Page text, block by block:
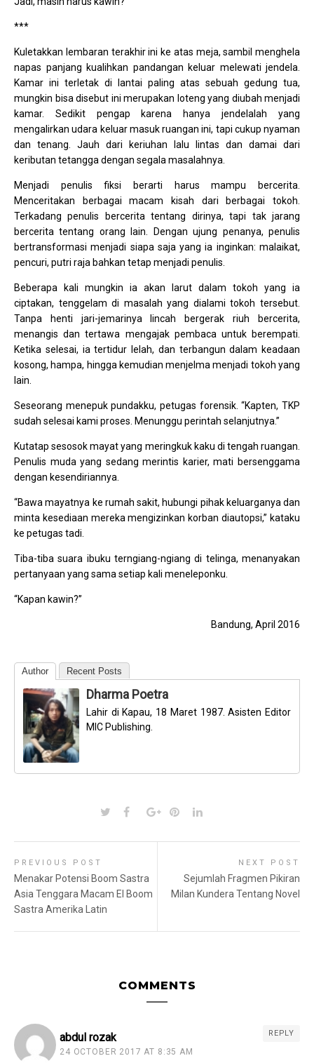
***
Kuletakkan lembaran terakhir ini ke atas meja, sambil menghela
napas panjang kualihkan pandangan keluar melewati jendela.
Kamar ini terletak di lantai paling atas sebuah gedung tua,
mungkin bisa disebut ini merupakan loteng yang diubah menjadi
kamar. Sedikit pengap karena hanya jendelalah yang
mengalirkan udara keluar masuk ruangan ini, tapi cukup nyaman
dan tenang. Jauh dari keriuhan lalu lintas dan damai dari
keributan tetangga dengan segala masalahnya.
Menjadi penulis fiksi berarti harus mampu bercerita.
Menceritakan berbagai macam kisah dari berbagai tokoh.
Terkadang penulis bercerita tentang dirinya, tapi tak jarang
bercerita tentang orang lain. Dengan ujung penanya, penulis
bertransformasi menjadi siapa saja yang ia inginkan: malaikat,
pencuri, putri raja bahkan tetap menjadi penulis.
Beberapa kali mungkin ia akan larut dalam tokoh yang ia
ciptakan, tenggelam di masalah yang dialami tokoh tersebut.
Tanpa henti jari-jemarinya lincah bergerak riuh bercerita,
menangis dan tertawa mengajak pembaca untuk berempati.
Ketika selesai, ia tertidur lelah, dan terbangun dalam keadaan
kosong, hampa, hingga kemudian menjelma menjadi tokoh yang
lain.
Seseorang menepuk pundakku, petugas forensik. “Kapten, TKP
sudah selesai kami proses. Menunggu perintah selanjutnya.”
Kutatap sesosok mayat yang meringkuk kaku di tengah ruangan.
Penulis muda yang sedang merintis karier, mati bersenggama
dengan kesendiriannya.
“Bawa mayatnya ke rumah sakit, hubungi pihak keluarganya dan
minta kesediaan mereka mengizinkan korban diautopsi,” kataku
ke petugas tadi.
Tiba-tiba suara ibuku terngiang-ngiang di telinga, menanyakan
pertanyaan yang sama setiap kali meneleponku.
“Kapan kawin?”
Bandung, April 2016
Author Recent Posts
Dharma Poetra
Lahir di Kapau, 18 Maret 1987. Asisten Editor
MIC Publishing.
PREVIOUS POST
Menakar Potensi Boom Sastra
Asia Tenggara Macam El Boom
Sastra Amerika Latin
NEXT POST
Sejumlah Fragmen Pikiran
Milan Kundera Tentang Novel
COMMENTS
abdul rozak
24 OCTOBER 2017 AT 8:35 AM
REPLY